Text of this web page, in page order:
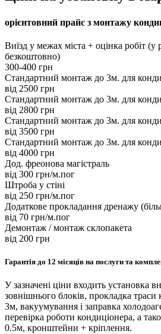
орієнтовний прайс з монтажу
Виїзд у межах міста + оцінка робіт (у
безкоштовно)
300-400 грн
Стандартний монтаж до 3м. для
вiд 2500 грн
Стандартний монтаж до 3м. для
вiд 2800 грн
Стандартний монтаж до 3м. для
вiд 3500 грн
Стандартний монтаж до 3м. для
вiд 4000 грн
Дод. фреонова магістраль
вiд 300 грн/м.пог
Штроба у стіні
вiд 250 грн/м.пог
Додаткове прокладання дренажу
вiд 70 грн/м.пог
Демонтаж / монтаж склопакета
вiд 200 грн
Гарантія до 12 місяців на послуги та
У зазначені ціни входить установка
зовнішнього блоків, прокладка
3м, вакуумування і заправка
перевірка роботи кондиціонера, а
0.5м, кронштейни + кріплення.